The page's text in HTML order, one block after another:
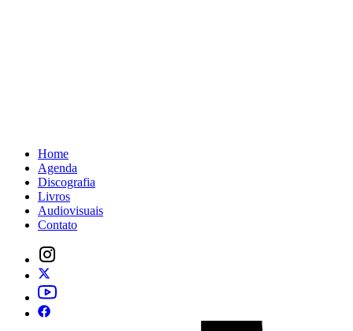
Home
Agenda
Discografia
Livros
Audiovisuais
Contato